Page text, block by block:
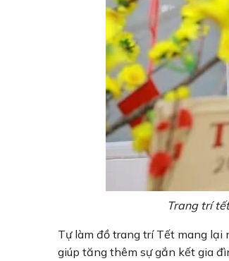
Trang trí
Tự làm đồ trang trí Tết mang lại
giúp tăng thêm sự gắn kết gia